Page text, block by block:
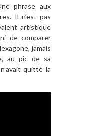
phrase aux
Il n’est pas
artistique
de comparer
jamais
au pic de sa
quitté la